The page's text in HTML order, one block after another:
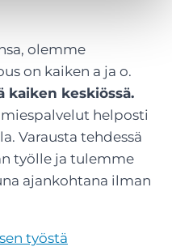
olemme
on kaiken a ja o.
kaiken keskiössä.
helposti
Varausta tehdessä
työlle ja tulemme
ajankohtana ilman
työstä